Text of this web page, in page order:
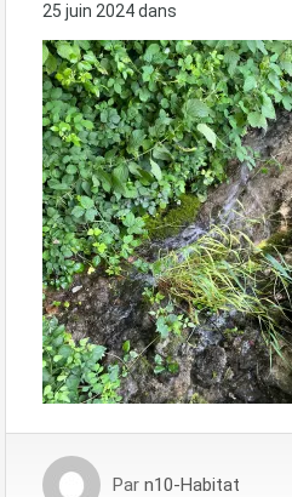
25 juin 2024dans
Par n10-Habitat